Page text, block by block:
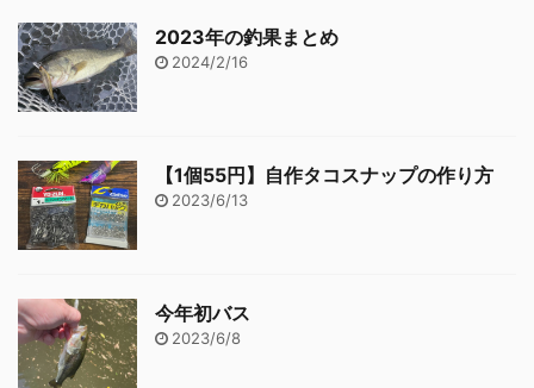
2023年の釣果まとめ
2024/2/16
【1個55円】自作タコスナップの作り方
2023/6/13
今年初バス
2023/6/8